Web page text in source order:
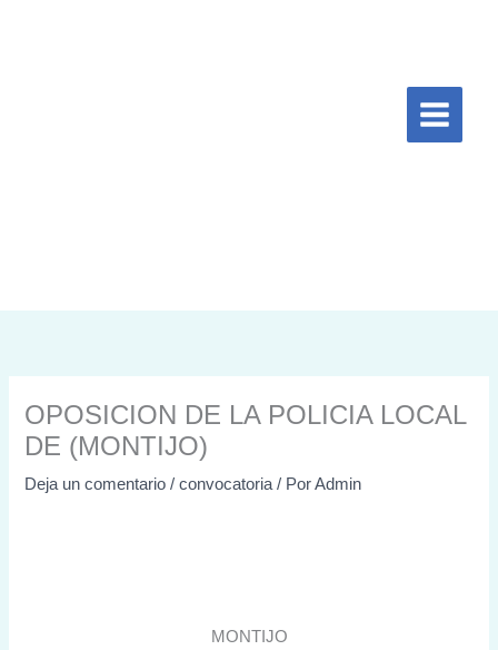
OPOSICION DE LA POLICIA LOCAL
DE (MONTIJO)
Deja un comentario /convocatoria/ PorAdmin
MONTIJO